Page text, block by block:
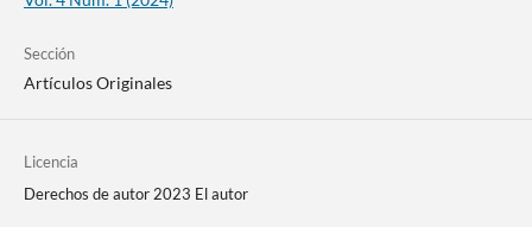
Sección
Artículos Originales
Licencia
Derechos de autor 2023 El autor